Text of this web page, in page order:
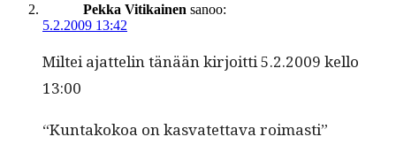
Pekka Vitikainen sanoo:
5.2.2009 13:42
Mil­tei ajat­telin tänään kir­joit­ti 5.2.2009 kel­lo
13:00
“Kun­takokoa on kas­vatet­ta­va roimasti”